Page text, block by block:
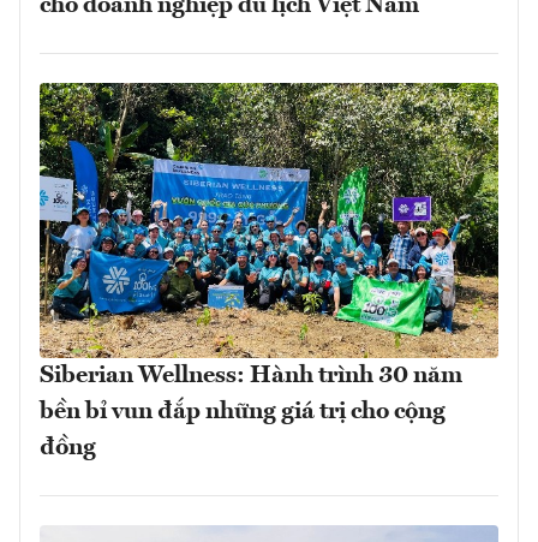
cho doanh nghiệp du lịch Việt Nam
Siberian Wellness: Hành trình 30 năm
bền bỉ vun đắp những giá trị cho cộng
đồng